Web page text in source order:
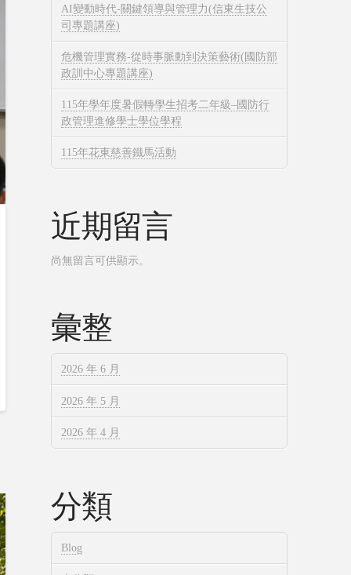
AI變動時代-關鍵領導與管理力(信東生技公
司專題講座)
危機管理實務-從時事脈動到決策藝術(國防部
政訓中心專題講座)
115年學年度暑假轉學生招考二年級–國防行
政管理進修學士學位學程
115年花東慈善鐵馬活動
近期留言
尚無留言可供顯示。
彙整
2026 年 6 月
2026 年 5 月
2026 年 4 月
分類
Blog